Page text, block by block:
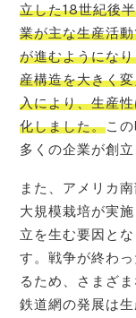
立した18世紀後
業が主な生産活
が進むようにな
産構造を大きく
入により、生産
化しました。こ
多くの企業が創立
また、アメリカ
大規模栽培が実
立を生む要因と
す。戦争が終わ
るため、さまざ
鉄道網の発展は